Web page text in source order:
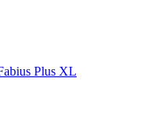
Plus XL